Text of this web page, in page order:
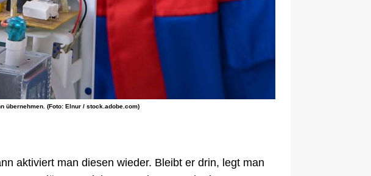
übernehmen. (Foto: Elnur / stock.adobe.com)
aktiviert man diesen wieder. Bleibt er drin, legt man